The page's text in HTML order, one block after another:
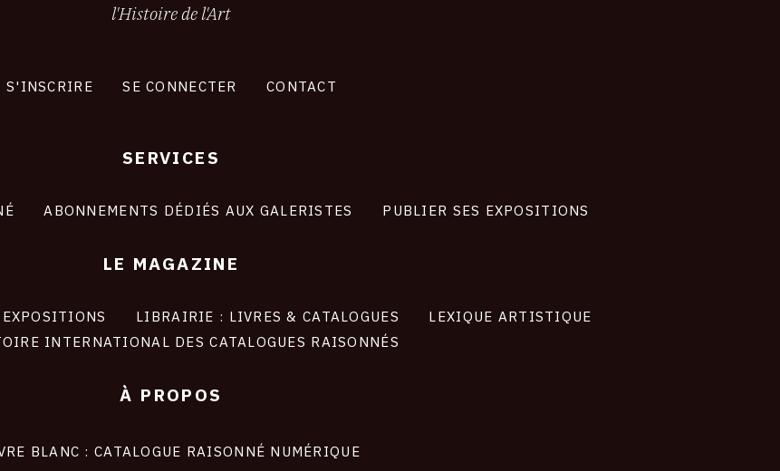
l'Histoire de l'Art
S'INSCRIRE SE CONNECTER CONTACT
SERVICES
ABONNEMENTS DÉDIÉS AUX GALERISTES PUBLIER SES EXPOSITIONS
LE MAGAZINE
LIBRAIRIE : LIVRES & CATALOGUES
LEXIQUE ARTISTIQUE
INTERNATIONAL DES CATALOGUES RAISONNÉS
À PROPOS
BLANC : CATALOGUE RAISONNÉ NUMÉRIQUE